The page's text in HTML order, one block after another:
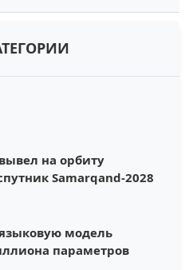
на орбиту
Samarqand-2028
модель
параметров